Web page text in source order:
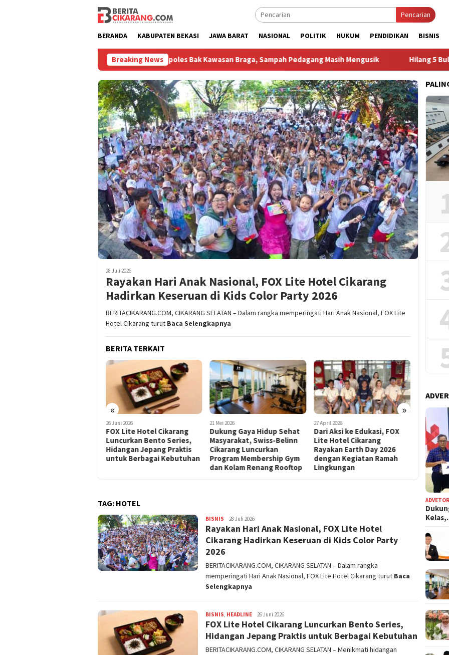
Pencarian
BERANDA KABUPATEN BEKASI JAWA BARAT NASIONAL POLITIK HUKUM PENDIDIKAN BISNIS
Breaking News
Pasar Baru Cikarang Dipoles Bak Kawasan Braga, Sampah Pedagang Masih Mengusik Hilang 5 Bulan, Ustadz Ujang
28 Juli 2026
Rayakan Hari Anak Nasional, FOX Lite Hotel Cikarang
Hadirkan Keseruan di Kids Color Party 2026
BERITACIKARANG.COM, CIKARANG SELATAN – Dalam rangka memperingati Hari Anak Nasional, FOX Lite
Hotel Cikarang turut Baca Selengkapnya
BERITA TERKAIT
« »
21 Mei 2026
Dukung Gaya Hidup Sehat
Masyarakat, Swiss-Belinn
Cikarang Luncurkan
Program Membership Gym
27 April 2026
Dari Aksi ke Edukasi, FOX
Lite Hotel Cikarang
Rayakan Earth Day 2026
dengan Kegiatan Ramah
Lingkungan
27 Januari 2026
Wake-End Staycation:
Sensasi Ski Air di FOX Lite
Hotel Cikarang
26 Juni 2026
FOX
untuk
TAG: HOTEL
BISNIS admin
28 Juli 2026
Rayakan Hari Anak Nasional, FOX Lite Hotel
Cikarang Hadirkan Keseruan di Kids Color Party
2026
BERITACIKARANG.COM, CIKARANG SELATAN – Dalam rangka
memperingati Hari Anak Nasional, FOX Lite Hotel Cikarang turut Baca
Selengkapnya
BISNIS, HEADLINE admin
26 Juni 2026
FOX Lite Hotel Cikarang Luncurkan Bento Series,
Hidangan Jepang Praktis untuk Berbagai Kebutuhan
BERITACIKARANG.COM, CIKARANG SELATAN – Menikmati hidangan